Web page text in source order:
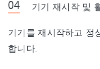
기기 재시작 및
기기를 재시작하고 정
합니다.